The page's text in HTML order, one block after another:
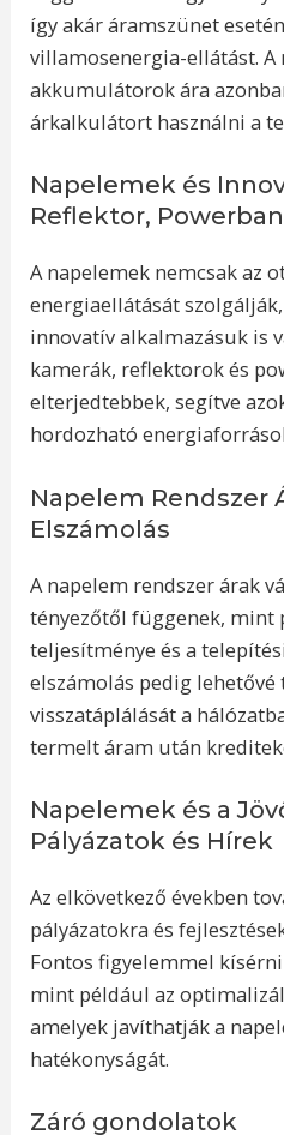
így akár áramszünet
villamosenergia-ellátást. A
akkumulátorok ára
árkalkulátort használni a
Napelemek és
Reflektor,
A napelemek nemcsak az
energiaellátását
innovatív alkalmazásuk is
kamerák, reflektorok és
elterjedtebbek, segítve
hordozható
Napelem Rendszer
Elszámolás
A napelem rendszer árak
tényezőtől függenek, mint
teljesítménye és a
elszámolás pedig lehetővé
visszatáplálását a
termelt áram után
Napelemek és a
Pályázatok és Hírek
Az elkövetkező években
pályázatokra és
Fontos figyelemmel
mint például az
amelyek javíthatják a
hatékonyságát.
Záró gondolatok